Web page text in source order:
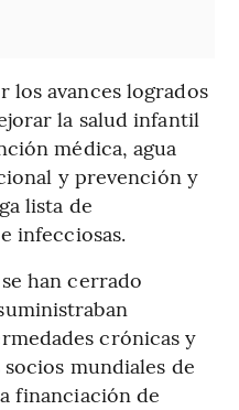
los avances logrados
la salud infantil
médica, agua
y prevención y
lista de
infecciosas.
han cerrado
crónicas y
mundiales de
financiación de